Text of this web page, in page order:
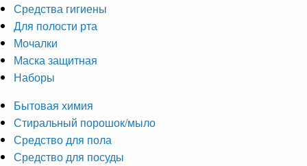
Средства гигиены
Для полости рта
Мочалки
Маска защитная
Наборы
Бытовая химия
Стиральный порошок/мыло
Средство для пола
Средство для посуды